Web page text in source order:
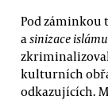
Pod záminkou
asinizace islámu
kulturních
odkazujících.